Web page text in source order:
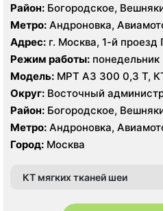
Район: Богородское,
Измайлово, Гольяново,
Косино-Ухтомский,
Новокосино, Перово,
Измайлово, Соколиная Гора,
Нижегородский, Рязанский
Метро: Андроновка,
Новокосино, Перово,
Энтузиастов
Адрес: г. Москва, 1-й проезд
Режим работы:
Модель: МРТ АЗ 300 0,3 Т,
срезов
Округ: Восточный
Район: Богородское,
Измайлово, Гольяново,
Косино-Ухтомский,
Новокосино, Перово,
Нижегородский, Рязанский
Метро: Андроновка,
Новокосино, Перово,
Энтузиастов
Город: Москва
КТ мягких тканей шеи